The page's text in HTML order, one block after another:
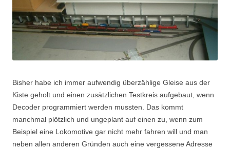
Bisher habe ich immer aufwendig überzählige Gleise aus der
Kiste geholt und einen zusätzlichen Testkreis aufgebaut, wenn
Decoder programmiert werden mussten. Das kommt
manchmal plötzlich und ungeplant auf einen zu, wenn zum
Beispiel eine Lokomotive gar nicht mehr fahren will und man
neben allen anderen Gründen auch eine vergessene Adresse